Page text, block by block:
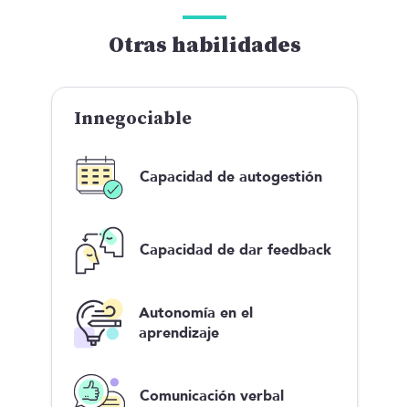
Otras habilidades
Innegociable
Capacidad de autogestión
Capacidad de dar feedback
Autonomía en el
aprendizaje
Comunicación verbal